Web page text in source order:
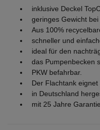
inklusive Deckel
geringes Gewicht
Aus 100%
schneller und
ideal für den
das Pumpenbecken
PKW befahrbar.
Der Flachtank eignet
in Deutschland
mit 25 Jahre